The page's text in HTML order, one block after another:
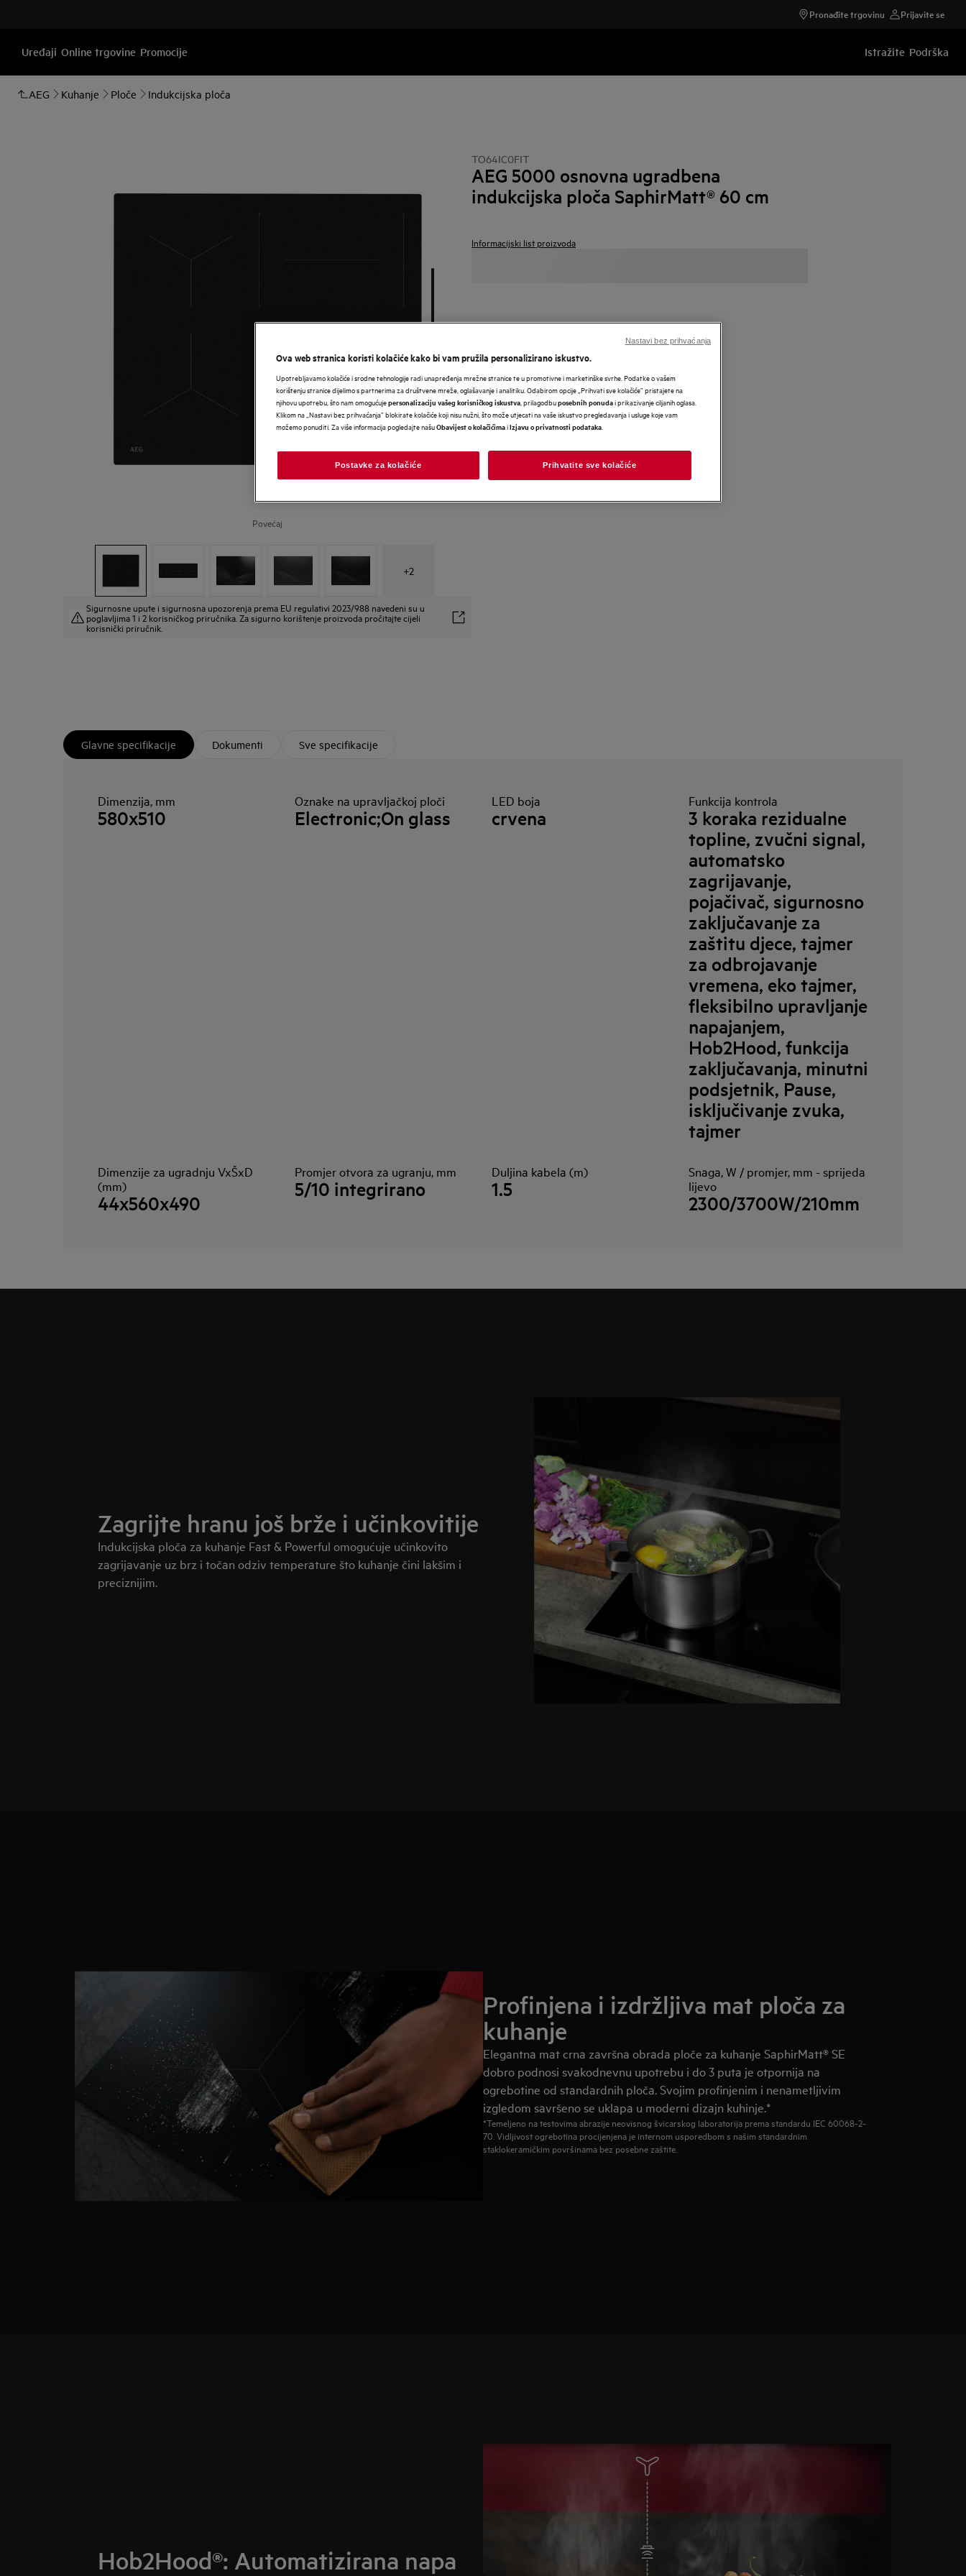
Pronađite trgovinu Prijavite se
Uređaji Online trgovine Promocije Istražite Podrška
AEG Kuhanje Ploče Indukcijska ploča
Povećaj
+2
Sigurnosne upute i sigurnosna upozorenja prema EU regulativi 2023/988 navedeni su u
poglavljima 1 i 2 korisničkog priručnika. Za sigurno korištenje proizvoda pročitajte cijeli
korisnički priručnik.
TO64IC0FIT
AEG 5000 osnovna ugradbena
indukcijska ploča SaphirMatt® 60 cm
Informacijski list proizvoda
Glavne specifikacije Dokumenti Sve specifikacije
Dimenzija, mm
580x510
Oznake na upravljačkoj ploči
Electronic;On glass
LED boja
crvena
Funkcija kontrola
3 koraka rezidualne
topline, zvučni signal,
automatsko
zagrijavanje,
pojačivač, sigurnosno
zaključavanje za
zaštitu djece, tajmer
za odbrojavanje
vremena, eko tajmer,
fleksibilno upravljanje
napajanjem,
Hob2Hood, funkcija
zaključavanja, minutni
podsjetnik, Pause,
isključivanje zvuka,
tajmer
Dimenzije za ugradnju VxŠxD
(mm)
44x560x490
Promjer otvora za ugranju, mm
5/10 integrirano
Duljina kabela (m)
1.5
Snaga, W / promjer, mm - sprijeda
lijevo
2300/3700W/210mm
Zagrijte hranu još brže i učinkovitije
Indukcijska ploča za kuhanje Fast & Powerful omogućuje učinkovito
zagrijavanje uz brz i točan odziv temperature što kuhanje čini lakšim i
preciznijim.
Profinjena i izdržljiva mat ploča za
kuhanje
Elegantna mat crna završna obrada ploče za kuhanje SaphirMatt® SE
dobro podnosi svakodnevnu upotrebu i do 3 puta je otpornija na
ogrebotine od standardnih ploča. Svojim profinjenim i nenametljivim
izgledom savršeno se uklapa u moderni dizajn kuhinje.*
*Temeljeno na testovima abrazije neovisnog švicarskog laboratorija prema standardu IEC 60068-2-
70. Vidljivost ogrebotina procijenjena je internom usporedbom s našim standardnim
staklokeramičkim površinama bez posebne zaštite.
Hob2Hood®: Automatizirana napa
Ova web stranica koristi kolačiće kako bi vam pružila personalizirano iskustvo.
Upotrebljavamo kolačiće i srodne tehnologije radi unapređenja mrežne stranice te u promotivne i marketinške svrhe. Podatke o vašem
korištenju stranice dijelimo s partnerima za društvene mreže, oglašavanje i analitiku. Odabirom opcije „Prihvati sve kolačiće” pristajete na
njihovu upotrebu, što nam omogućujepersonalizaciju vašeg korisničkog iskustva , prilagodbuposebnih ponudai prikazivanje ciljanih oglasa.
Klikom na „Nastavi bez prihvaćanja” blokirate kolačiće koji nisu nužni, što može utjecati na vaše iskustvo pregledavanja i usluge koje vam
možemo ponuditi. Za više informacija pogledajte našuObavijest o kolačićimaiIzjavu o privatnosti podataka
Postavke za kolačiće Prihvatite sve kolačiće
Nastavi bez prihvaćanja